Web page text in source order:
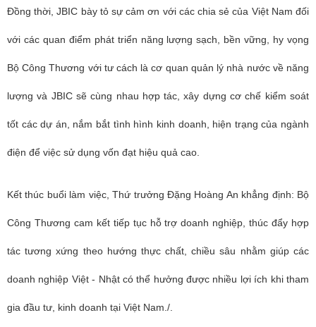
Đồng thời, JBIC bày tỏ sự cảm ơn với các chia sẻ của Việt Nam đối
với các quan điểm phát triển năng lượng sạch, bền vững, hy vọng
Bộ Công Thương với tư cách là cơ quan quản lý nhà nước về năng
lượng và JBIC sẽ cùng nhau hợp tác, xây dựng cơ chế kiểm soát
tốt các dự án, nắm bắt tình hình kinh doanh, hiện trạng của ngành
điện để việc sử dụng vốn đạt hiệu quả cao.
Kết thúc buổi làm việc, Thứ trưởng Đặng Hoàng An khẳng định: Bộ
Công Thương cam kết tiếp tục hỗ trợ doanh nghiệp, thúc đẩy hợp
tác tương xứng theo hướng thực chất, chiều sâu nhằm giúp các
doanh nghiệp Việt - Nhật có thể hưởng được nhiều lợi ích khi tham
gia đầu tư, kinh doanh tại Việt Nam./.